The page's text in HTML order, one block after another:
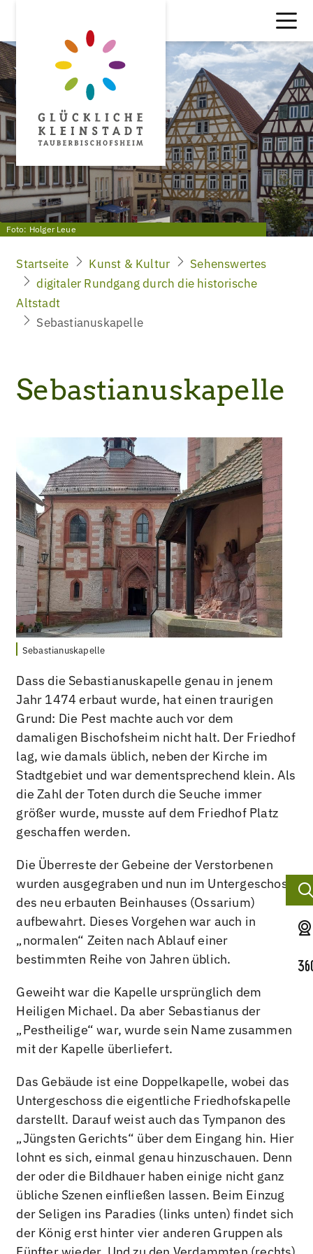
Foto: Holger Leue
Startseite Kunst & Kultur
Sehenswertes
digitaler Rundgang durch die historische
Altstadt
Sebastianuskapelle
Sebastianuskapelle
Sebastianuskapelle
Dass die Sebastianuskapelle genau in jenem
Jahr 1474 erbaut wurde, hat einen traurigen
Grund: Die Pest machte auch vor dem
damaligen Bischofsheim nicht halt. Der Friedhof
lag, wie damals üblich, neben der Kirche im
Stadtgebiet und war dementsprechend klein. Als
die Zahl der Toten durch die Seuche immer
größer wurde, musste auf dem Friedhof Platz
geschaffen werden.
Die Überreste der Gebeine der Verstorbenen
wurden ausgegraben und nun im Untergeschoss
des neu erbauten Beinhauses (Ossarium)
aufbewahrt. Dieses Vorgehen war auch in
„normalen“ Zeiten nach Ablauf einer
bestimmten Reihe von Jahren üblich.
Geweiht war die Kapelle ursprünglich dem
Heiligen Michael. Da aber Sebastianus der
„Pestheilige“ war, wurde sein Name zusammen
mit der Kapelle überliefert.
Das Gebäude ist eine Doppelkapelle, wobei das
Untergeschoss die eigentliche Friedhofskapelle
darstellt. Darauf weist auch das Tympanon des
„Jüngsten Gerichts“ über dem Eingang hin. Hier
lohnt es sich, einmal genau hinzuschauen. Denn
der oder die Bildhauer haben einige nicht ganz
übliche Szenen einfließen lassen. Beim Einzug
der Seligen ins Paradies (links unten) findet sich
der König erst hinter vier anderen Gruppen als